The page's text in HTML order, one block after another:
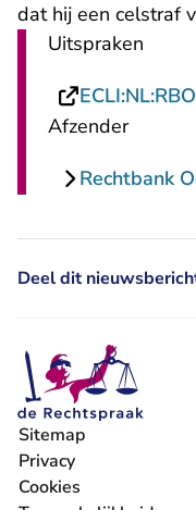
dat hij een celstraf
Uitspraken
Afzender
Rechtbank
Deel dit
Sitemap
Privacy
Cookies